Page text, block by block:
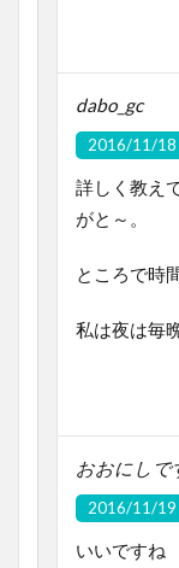
dabo_gc
2016/11/18
詳しく教え
がと～。
ところで時
私は夜は毎
おおにしで
2016/11/19
いいですね